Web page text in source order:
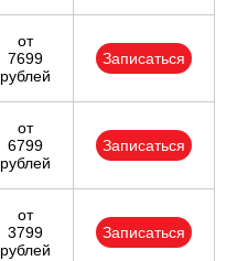
от
7699
рублей
Записаться
от
6799
рублей
Записаться
от
3799
рублей
Записаться